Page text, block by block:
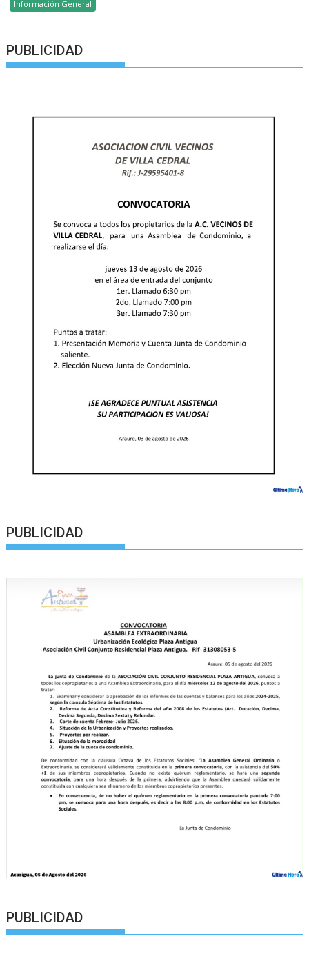
Información General
PUBLICIDAD
PUBLICIDAD
PUBLICIDAD